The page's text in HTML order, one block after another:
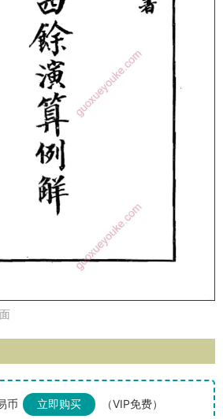
币 立即购买
（VIP免费）